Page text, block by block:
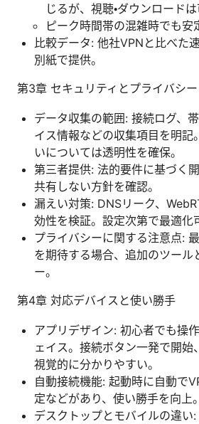
じるが、視聴・ダウンロードは
ピーク時間帯の混雑時でも安
比較データ: 他社VPNと比べた
別紙で提供。
第3章 セキュリティとプライバシ
データ収集の範囲: 接続ログ、
イス情報などの収集項目を明記
いについては透明性を確保。
第三者提供: 法的要件に基づく
共有しない方針を確認。
漏えい対策: DNSリーク、
効性を検証。設定次第で最適化
プライバシーに関する注意点:
を期待する場合、追加のツール
ー。
第4章 対応デバイスと使い勝手
アプリデザイン: 初心者でも操
ェイス。接続ボタン一発で開始
視覚的に分かりやすい。
自動接続機能: 起動時に自動で
定などがあり、使い勝手を向上。
デスクトップとモバイルの違い